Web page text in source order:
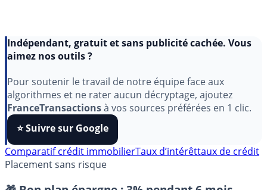
Indépendant, gratuit et sans publicité cachée. Vous
Pour soutenir le travail de notre équipe face aux
algorithmes et ne rater aucun décryptage, ajoutez
FranceTransactionsà vos sources préférées en 1 clic.
⭐️ Suivre sur Google
Comparatif crédit immobilier
Placement sans risque